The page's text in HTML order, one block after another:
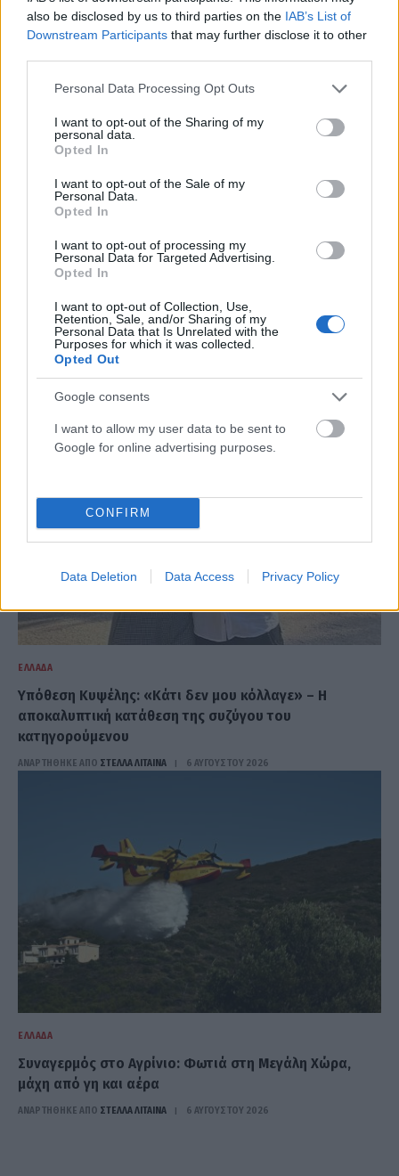
also be disclosed by us to third parties on the IAB’s List of
Downstream Participants that may further disclose it to other
Please note that this website/app uses one or more Google
not limited to your visit or usage behaviour. You may click to
grant or deny consent to Google and its third-party tags to
use your data for below specified purposes in below Google
consent section.
Personal Data Processing Opt Outs
I want to opt-out of the Sharing of my
personal data.
Opted In
I want to opt-out of the Sale of my
Personal Data.
Opted In
I want to opt-out of processing my
Personal Data for Targeted Advertising.
Opted In
I want to opt-out of Collection, Use,
Retention, Sale, and/or Sharing of my
Personal Data that Is Unrelated with the
Purposes for which it was collected.
Opted Out
Google consents
I want to allow my user data to be sent to
Google for online advertising purposes.
CONFIRM
Data Deletion Data Access Privacy Policy
Κυψέλη: Στη φυλακή ο 26χρονος για τη δολοφονία της
38χρονης Σκωτσέζας
Φωτιά τώρα στη Μεσσηνία – Στη μάχη και εναέρια
ΑΝΑΡΤΗΘΗΚΕ ΑΠΟ ΆΛΚΗΣΤΗ ΓΑΤΟΠΟΎΛΟΥ
ΕΛΛΆΔΑ
Υπόθεση Κυψέλης: «Κάτι δεν μου κόλλαγε» – Η
αποκαλυπτική κατάθεση της συζύγου του
κατηγορούμενου
ΑΝΑΡΤΗΘΗΚΕ ΑΠΟ ΣΤΈΛΛΑ ΛΊΤΑΙΝΑ 6 ΑΥΓΟΎΣΤΟΥ 2026
ΕΛΛΆΔΑ
Συναγερμός στο Αγρίνιο: Φωτιά στη Μεγάλη Χώρα,
μάχη από γη και αέρα
ΑΝΑΡΤΗΘΗΚΕ ΑΠΟ ΣΤΈΛΛΑ ΛΊΤΑΙΝΑ 6 ΑΥΓΟΎΣΤΟΥ 2026